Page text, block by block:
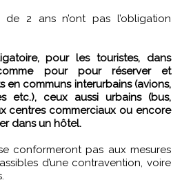
2 ans n’ont pas l’obligation
pour les touristes, dans
pour pour réserver et
en communs interurbains (avions,
etc.), ceux aussi urbains (bus,
centres commerciaux ou encore
dans un hôtel.
conformeront pas aux mesures
d’une contravention, voire